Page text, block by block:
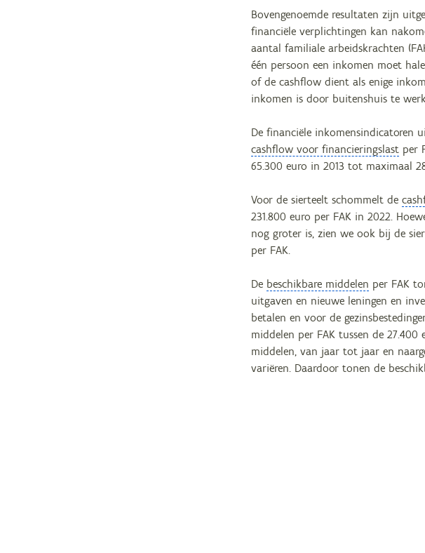
Bovengenoemde resultaten zijn
financiële verplichtingen kan
aantal familiale arbeidskrachten
één persoon een inkomen moet
of de cashflow dient als enige
inkomen is door buitenshuis te
De financiële inkomensindicatoren
cashflow voor financieringslast per
65.300 euro in 2013 tot maximaal
Voor de sierteelt schommelt de
231.800 euro per FAK in 2022.
nog groter is, zien we ook bij de
per FAK.
De beschikbare middelen per FAK
uitgaven en nieuwe leningen en
betalen en voor de
middelen per FAK tussen de
middelen, van jaar tot jaar en
variëren. Daardoor tonen de